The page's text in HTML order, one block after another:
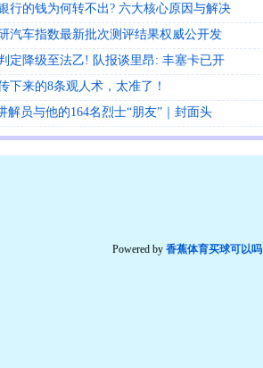
行的钱为何转不出? 六大核心原因与解决
汽车指数最新批次测评结果权威公开发
定降级至法乙! 队报谈里昂: 丰塞卡已开
下来的8条观人术，太准了！
解员与他的164名烈士“朋友”｜封面头
Powered by 香蕉体育买球可以吗